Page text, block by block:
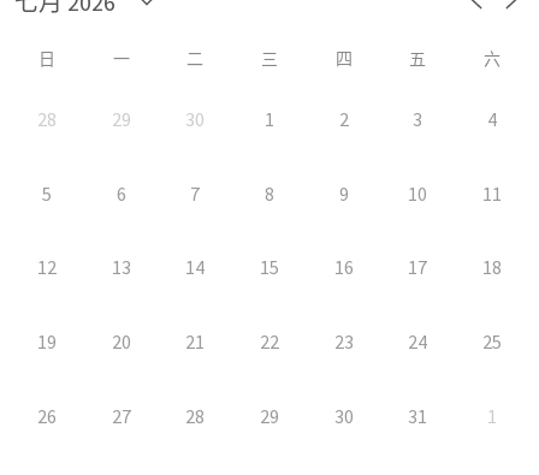
日 一 二 三 四 五 六
28 29 30 1 2 3 4
5 6 7 8 9 10 11
12 13 14 15 16 17 18
19 20 21 22 23 24 25
26 27 28 29 30 31 1